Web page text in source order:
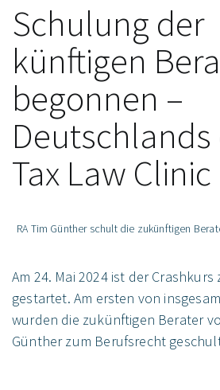
Schulung der
künftigen
begonnen –
Deutschlands
Tax Law Clinic
RA Tim Günther schult die zukünftigen
Am 24. Mai 2024 ist der Crashkurs
gestartet. Am ersten von
wurden die zukünftigen Berater
Günther zum Berufsrecht